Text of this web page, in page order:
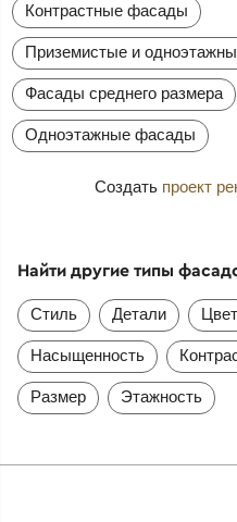
Контрастные фасады
Приземистые и
Фасады среднего размера
Одноэтажные фасады
Создать проект
Найти другие типы
Стиль Детали Цвет
Насыщенность
Размер Этажность